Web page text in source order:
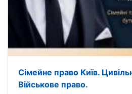
Сімейне право Київ.
Військове право.